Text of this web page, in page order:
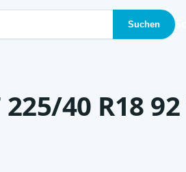
Suchen
40 R18 92